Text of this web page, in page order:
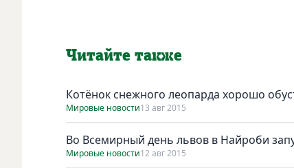
Читайте также
Котёнок снежного леопарда хорошо
Мировые новости13 авг 2015
Во Всемирный день львов в Найроби
Мировые новости12 авг 2015